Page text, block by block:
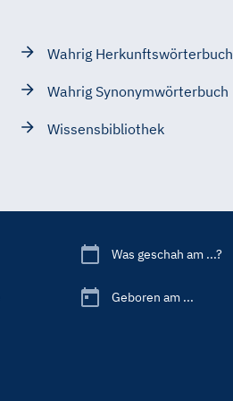
Wahrig Herkunftswörterbuch
Wahrig Synonymwörterbuch
Wissensbibliothek
Was geschah am ...?
Geboren am ...